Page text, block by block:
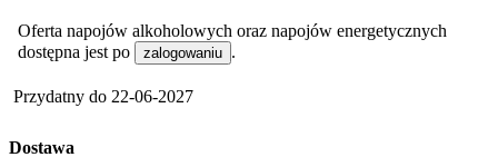
Oferta napojów alkoholowych oraz napojów energetycznych
dostępna jest po
zalogowaniu .
Przydatny do 22-06-2027
Dostawa